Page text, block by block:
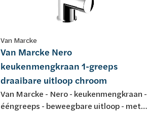
Van Marcke
Van Marcke Nero
keukenmengkraan 1-greeps
draaibare uitloop chroom
Van Marcke - Nero - keukenmengkraan -
ééngreeps - beweegbare uitloop - met